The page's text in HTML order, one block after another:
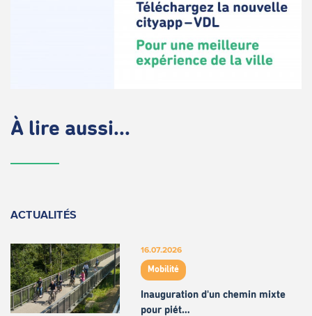
À lire aussi...
ACTUALITÉS
16.07.2026
Mobilité
Inauguration d'un chemin mixte
pour piét…